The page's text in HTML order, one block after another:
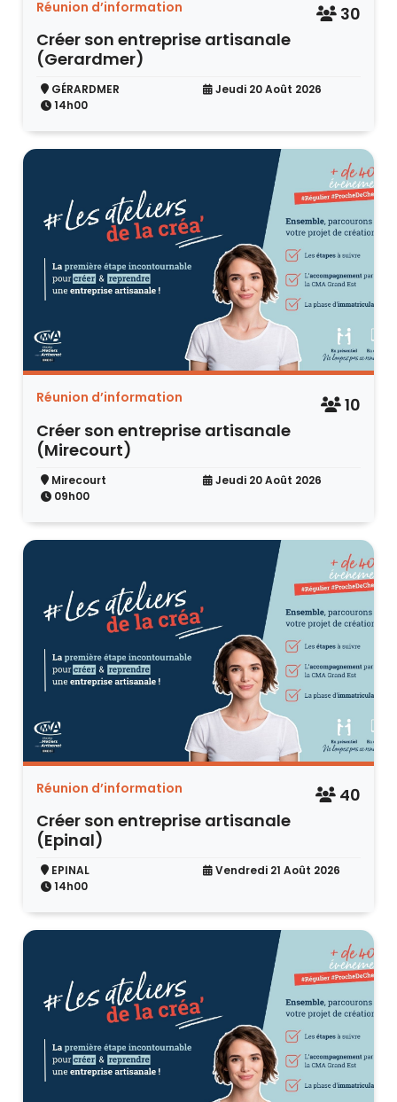
Réunion d’information
30
Créer son entreprise artisanale
(Gerardmer)
GÉRARDMER
Jeudi 20 Août 2026
14h00
Réunion d’information
10
Créer son entreprise artisanale
(Mirecourt)
Mirecourt
Jeudi 20 Août 2026
09h00
Réunion d’information
40
Créer son entreprise artisanale
(Epinal)
EPINAL
Vendredi 21 Août 2026
14h00